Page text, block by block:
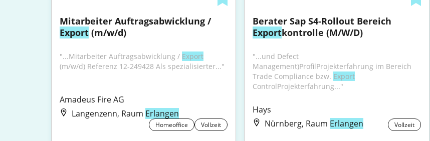
Mitarbeiter Auftragsabwicklung /
Export (m/w/d)
"...Mitarbeiter Auftragsabwicklung / Export
(m/w/d) Referenz 12-249428 Als spezialisierter..."
Amadeus Fire AG
Langenzenn, Raum Erlangen
Homeoffice Vollzeit
Exportkontrolle (M/W/D)
"...und Defect
Management)ProfilProjekterfahrung im Bereich
Trade Compliance bzw. Export
ControlProjekterfahrung..."
Hays
Nürnberg, Raum Erlangen Vollzeit